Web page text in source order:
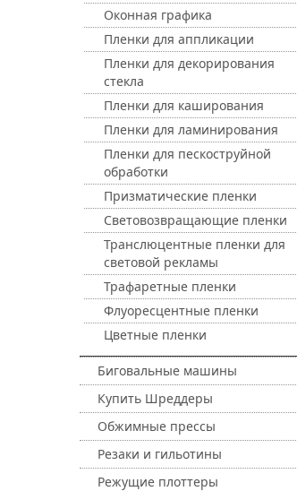
Оконная графика
Пленки для аппликации
Пленки для декорирования
стекла
Пленки для каширования
Пленки для ламинирования
Пленки для пескоструйной
обработки
Призматические пленки
Световозвращающие пленки
Транслюцентные пленки для
световой рекламы
Трафаретные пленки
Флуоресцентные пленки
Цветные пленки
Биговальные машины
Купить Шреддеры
Обжимные прессы
Резаки и гильотины
Режущие плоттеры